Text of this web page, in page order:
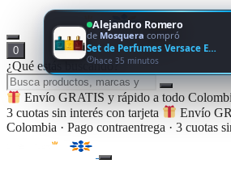
0
¿Qué estás buscando?
Envío GRATIS y rápido a todo
3 cuotas sin interés con tarjeta
Envío
Colombia · Pago contraentrega · 3 cuotas
Alejandro Romero
de Mosquera compró
Set de Perfumes Versace E…
hace 35 minutos